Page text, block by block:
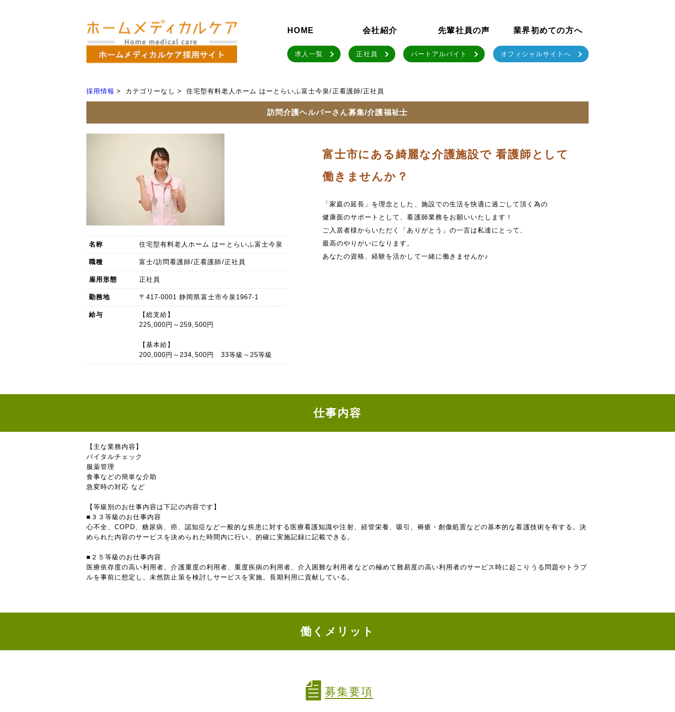
HOME 会社紹介 先輩社員の声 業界初めての方へ
求人一覧 正社員 パートアルバイト オフィシャルサイトへ
採用情報 カテゴリーなし 住宅型有料老人ホーム はーとらいふ富士今泉/正看護師/正社員
訪問介護ヘルパーさん募集/介護福祉士
名称 住宅型有料老人ホーム はーとらいふ富士今泉
職種 富士/訪問看護師/正看護師/正社員
雇用形態 正社員
勤務地 〒417-0001 静岡県富士市今泉1967-1
給与
【総支給】
225,000円～259,500円
【基本給】
200,000円～234,500円 33等級～25等級
富士市にある綺麗な介護施設で 看護師として
働きませんか？
「家庭の延長」を理念とした、施設での生活を快適に過ごして頂く為の
健康面のサポートとして、看護師業務をお願いいたします！
ご入居者様からいただく「ありがとう」の一言は私達にとって、
最高のやりがいになります。
あなたの資格、経験を活かして一緒に働きませんか♪
仕事内容
【主な業務内容】
バイタルチェック
服薬管理
食事などの簡単な介助
急変時の対応 など
【等級別のお仕事内容は下記の内容です】
■３３等級のお仕事内容
心不全、COPD、糖尿病、癌、認知症など一般的な疾患に対する医療看護知識や注射、経管栄養、吸引、褥瘡・創傷処置などの基本的な看護技術を有する。決
められた内容のサービスを決められた時間内に行い、的確に実施記録に記載できる。
■２５等級のお仕事内容
医療依存度の高い利用者、介護重度の利用者、重度疾病の利用者、介入困難な利用者などの極めて難易度の高い利用者のサービス時に起こりうる問題やトラブ
ルを事前に想定し、未然防止策を検討しサービスを実施。長期利用に貢献している。
働くメリット
募集要項